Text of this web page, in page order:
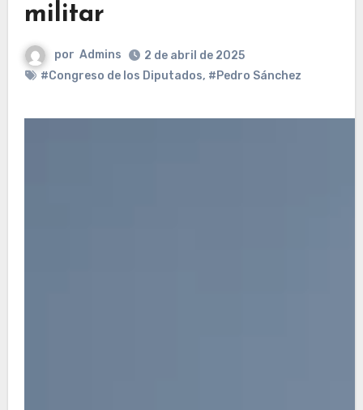
militar
por Admins
2 de abril de 2025
#Congreso de los Diputados, #Pedro Sánchez